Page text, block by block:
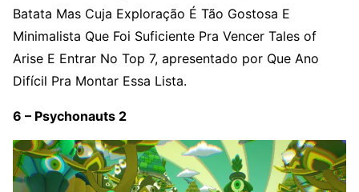
Batata Mas Cuja Exploração É Tão Gostosa E
Minimalista Que Foi Suficiente Pra Vencer Tales of
Arise E Entrar No Top 7, apresentado por Que Ano
Difícil Pra Montar Essa Lista.
6 – Psychonauts 2